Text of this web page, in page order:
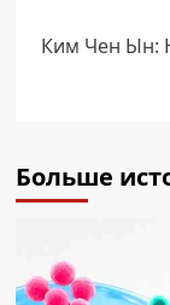
Ким Чен Ын:
Больше